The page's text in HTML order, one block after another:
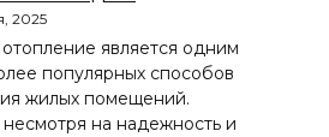
2025
отопление является одним
популярных способов
жилых помещений.
на надежность и